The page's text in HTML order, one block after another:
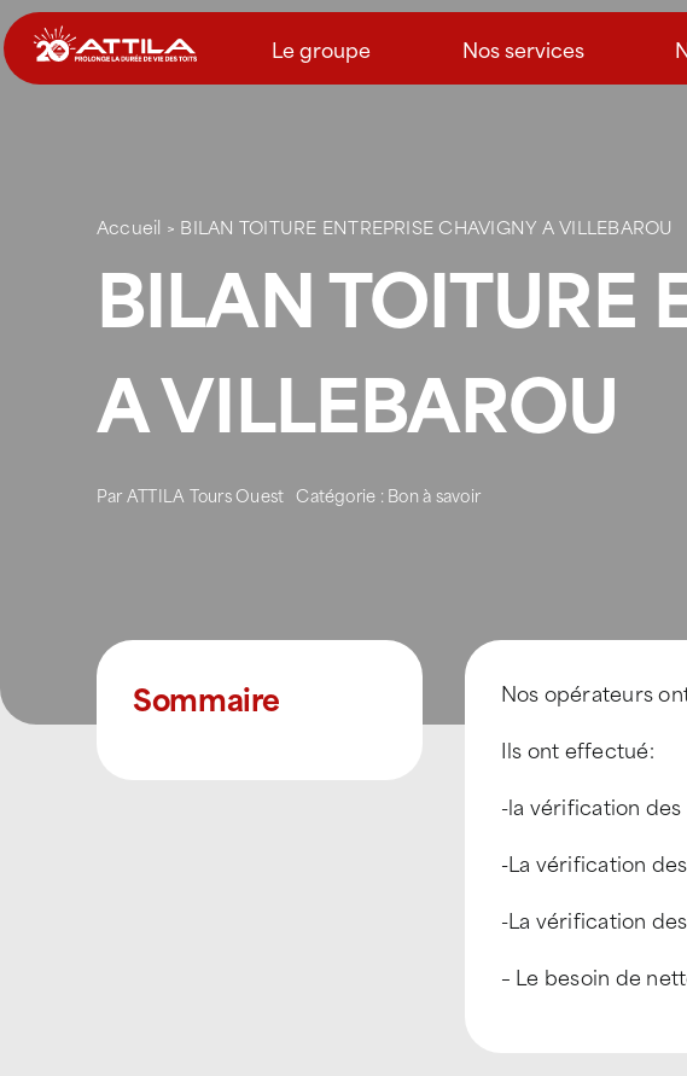
Passer
au
contenu
Le groupe Nos services
Accueil > BILAN TOITURE ENTREPRISE CHAVIGNY A VILLEBAROU
BILAN TOITURE
A VILLEBAROU
ParATTILA Tours Ouest Catégorie : Bon à savoir
Sommaire
Nos opérateurs
Ils ont effectué:
-la vérification
-La vérification
-La vérification
– Le besoin de